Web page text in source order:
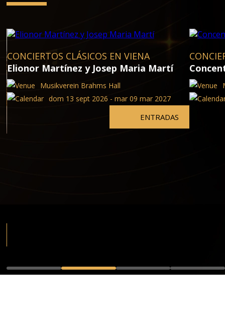
CONCIERTOS CLÁSICOS EN VIENA
Elionor Martínez y Josep Maria Martí
Musikverein Brahms Hall
dom 13 sept 2026 - mar 09 mar 2027
ENTRADAS